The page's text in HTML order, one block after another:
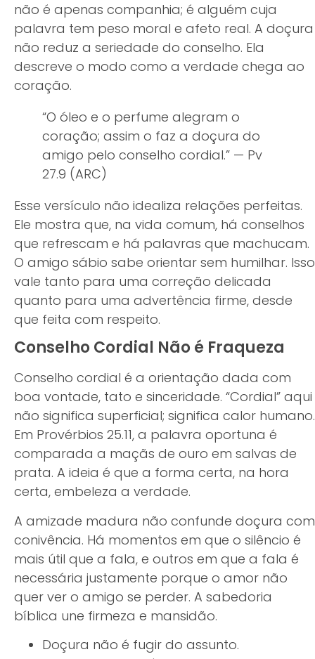
não é apenas companhia; é alguém cuja
palavra tem peso moral e afeto real. A doçura
não reduz a seriedade do conselho. Ela
descreve o modo como a verdade chega ao
coração.
“O óleo e o perfume alegram o
coração; assim o faz a doçura do
amigo pelo conselho cordial.” — Pv
27.9 (ARC)
Esse versículo não idealiza relações perfeitas.
Ele mostra que, na vida comum, há conselhos
que refrescam e há palavras que machucam.
O amigo sábio sabe orientar sem humilhar. Isso
vale tanto para uma correção delicada
quanto para uma advertência firme, desde
que feita com respeito.
Conselho Cordial Não é Fraqueza
Conselho cordial é a orientação dada com
boa vontade, tato e sinceridade. “Cordial” aqui
não significa superficial; significa calor humano.
Em Provérbios 25.11, a palavra oportuna é
comparada a maçãs de ouro em salvas de
prata. A ideia é que a forma certa, na hora
certa, embeleza a verdade.
A amizade madura não confunde doçura com
conivência. Há momentos em que o silêncio é
mais útil que a fala, e outros em que a fala é
necessária justamente porque o amor não
quer ver o amigo se perder. A sabedoria
bíblica une firmeza e mansidão.
Doçura não é fugir do assunto.